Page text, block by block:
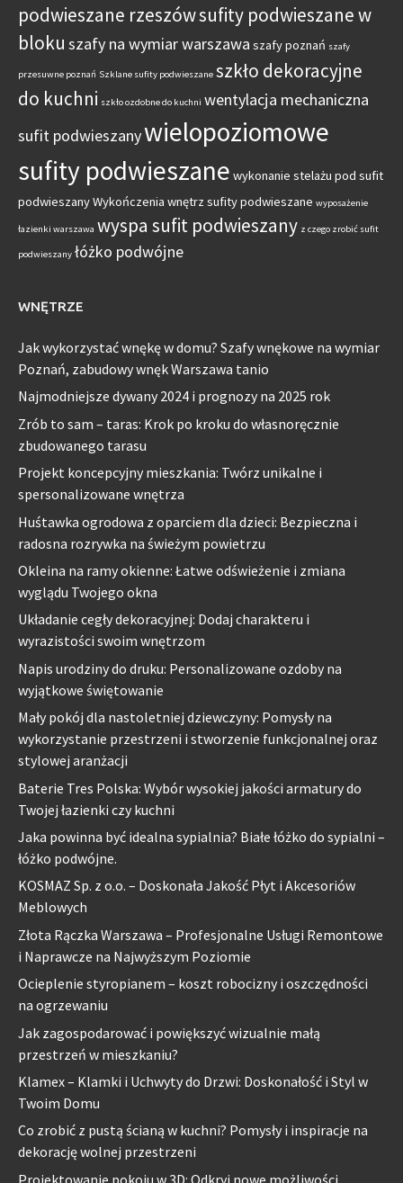
podwieszane rzeszówsufity podwieszane w
bloku szafy na wymiar warszawa szafy poznań szafy
przesuwne poznań Szklane sufity podwieszane szkło dekoracyjne
do kuchni szkło ozdobne do kuchni wentylacja mechaniczna
sufit podwieszanywielopoziomowe
sufity podwieszane wykonanie stelażu pod sufit
podwieszanyWykończenia wnętrz sufity podwieszane wyposażenie
łazienki warszawa wyspa sufit podwieszany z czego zrobić sufit
podwieszany łóżko podwójne
WNĘTRZE
Jak wykorzystać wnękę w domu? Szafy wnękowe na wymiar
Poznań, zabudowy wnęk Warszawa tanio
Najmodniejsze dywany 2024 i prognozy na 2025 rok
Zrób to sam – taras: Krok po kroku do własnoręcznie
zbudowanego tarasu
Projekt koncepcyjny mieszkania: Twórz unikalne i
spersonalizowane wnętrza
Huśtawka ogrodowa z oparciem dla dzieci: Bezpieczna i
radosna rozrywka na świeżym powietrzu
Okleina na ramy okienne: Łatwe odświeżenie i zmiana
wyglądu Twojego okna
Układanie cegły dekoracyjnej: Dodaj charakteru i
wyrazistości swoim wnętrzom
Napis urodziny do druku: Personalizowane ozdoby na
wyjątkowe świętowanie
Mały pokój dla nastoletniej dziewczyny: Pomysły na
wykorzystanie przestrzeni i stworzenie funkcjonalnej oraz
stylowej aranżacji
Baterie Tres Polska: Wybór wysokiej jakości armatury do
Twojej łazienki czy kuchni
Jaka powinna być idealna sypialnia? Białe łóżko do sypialni –
łóżko podwójne.
KOSMAZ Sp. z o.o. – Doskonała Jakość Płyt i Akcesoriów
Meblowych
Złota Rączka Warszawa – Profesjonalne Usługi Remontowe
i Naprawcze na Najwyższym Poziomie
Ocieplenie styropianem – koszt robocizny i oszczędności
na ogrzewaniu
Jak zagospodarować i powiększyć wizualnie małą
przestrzeń w mieszkaniu?
Klamex – Klamki i Uchwyty do Drzwi: Doskonałość i Styl w
Twoim Domu
Co zrobić z pustą ścianą w kuchni? Pomysły i inspiracje na
dekorację wolnej przestrzeni
Projektowanie pokoju w 3D: Odkryj nowe możliwości